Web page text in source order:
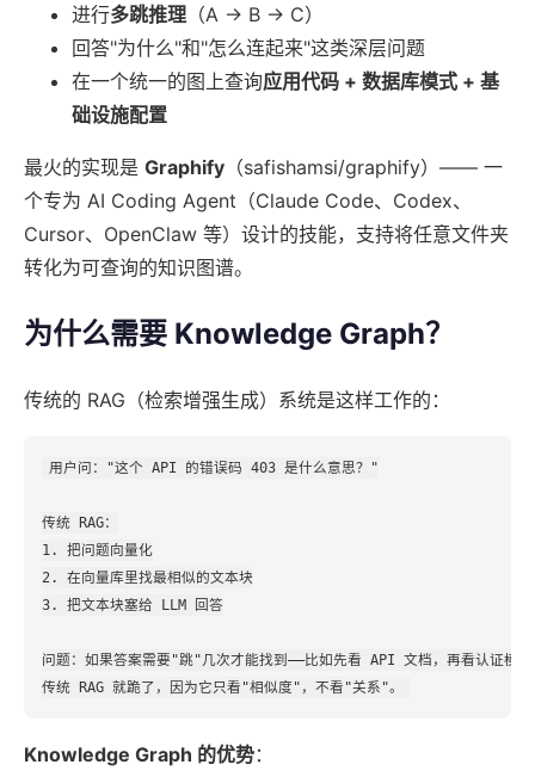
进行多跳推理 （A → B → C）
回答"为什么"和"怎么连起来"这类深层问题
在一个统一的图上查询应用代码 + 数据库模式 + 基
础设施配置
最火的实现是 Graphify （safishamsi/graphify）—— 一
个专为 AI Coding Agent（Claude Code、Codex、
Cursor、OpenClaw 等）设计的技能，支持将任意文件夹
转化为可查询的知识图谱。
为什么需要 Knowledge Graph？
传统的 RAG（检索增强生成）系统是这样工作的：
用户问："这个 API 的错误码 403 是什么意思？"
传统 RAG：
1. 把问题向量化
2. 在向量库里找最相似的文本块
3. 把文本块塞给 LLM 回答
问题：如果答案需要"跳"几次才能找到——比如先看 API 文档，再看认证模
Knowledge Graph 的优势：